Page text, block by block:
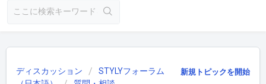
新規トピックを開始
ディスカッション
STYLYフォーラム